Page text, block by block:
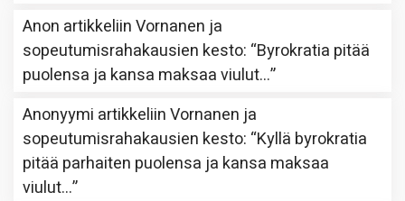
Anon artikkeliinVornanen ja
sopeutumisrahakausien kesto: “Byrokratia pitää
puolensa ja kansa maksaa viulut…”
Anonyymi artikkeliinVornanen ja
sopeutumisrahakausien kesto: “Kyllä byrokratia
pitää parhaiten puolensa ja kansa maksaa
viulut…”